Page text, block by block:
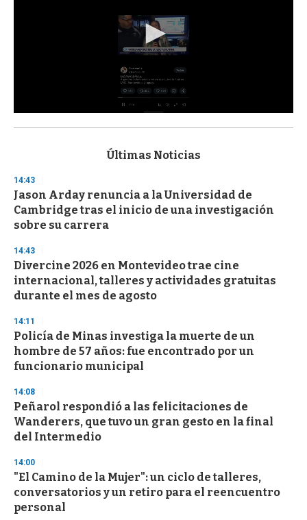
s
d
s
o
f
3
s
e
c
o
n
Últimas Noticias
14:43
Jason Arday renuncia a la Universidad de
Cambridge tras el inicio de una investigación
sobre su carrera
14:43
Divercine 2026 en Montevideo trae cine
internacional, talleres y actividades gratuitas
durante el mes de agosto
14:11
Policía de Minas investiga la muerte de un
hombre de 57 años: fue encontrado por un
funcionario municipal
14:08
Peñarol respondió a las felicitaciones de
Wanderers, que tuvo un gran gesto en la final
del Intermedio
14:00
"El Camino de la Mujer": un ciclo de talleres,
conversatorios y un retiro para el reencuentro
personal